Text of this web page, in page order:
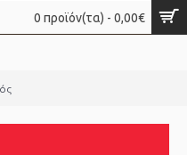
0 προϊόν(τα) - 0,00€